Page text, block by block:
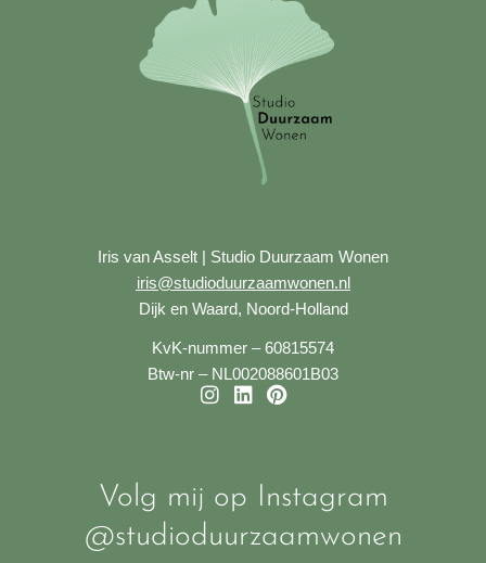
Iris van Asselt | Studio Duurzaam Wonen
iris@studioduurzaamwonen.nl
Dijk en Waard, Noord-Holland
KvK-nummer – 60815574
Btw-nr – NL002088601B03
I
a
g
r
L
e
d
i
P
e
r
e
Volg mij op Instagram
@studioduurzaamwonen